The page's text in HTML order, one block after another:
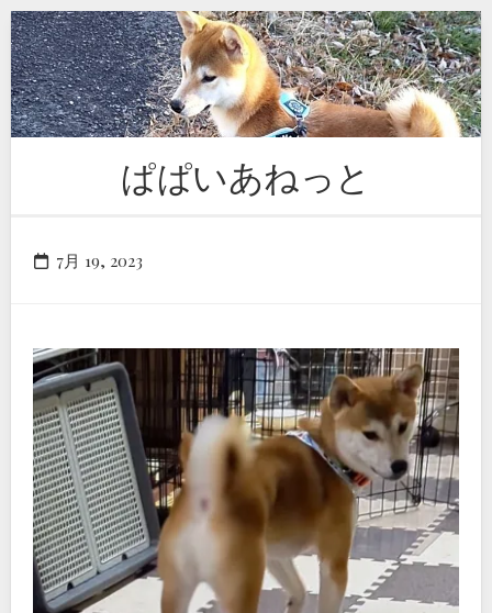
Skip
to
content
ぱぱいあねっと
7月 19, 2023